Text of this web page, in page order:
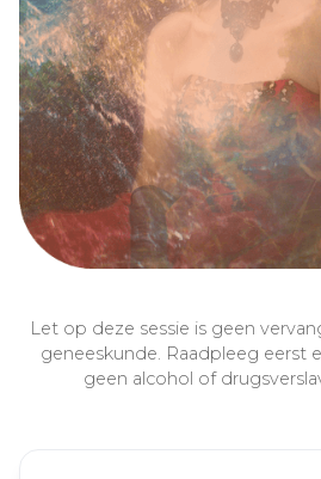
Let op deze sessie is geen
geneeskunde. Raadpleeg eerst
geen alcohol of